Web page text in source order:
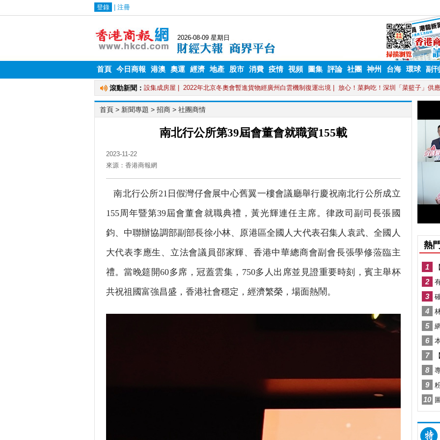
首頁 今日商報 港澳 奧運 經濟 地產 股市 消費 疫情 視頻 圖集 評論 社團 神州 台海 環球 副刊
首頁 > 新聞專題 > 招商 > 社團商情
南北行公所第39屆會董會就職賀155載
2023-11-22
來源：香港商報網
南北行公所21日假灣仔會展中心舊翼一樓會議廳舉行慶祝南北行公所成立
155周年暨第39屆會董會就職典禮，黃光輝連任主席。律政司副司長張國
鈞、中聯辦協調部副部長徐小林、原港區全國人大代表召集人袁武、全國人
大代表李應生、立法會議員邵家輝、香港中華總商會副會長張學修蒞臨主
禮。當晚筵開60多席，冠蓋雲集 ， 750多人出席並見證重要時刻，賓主舉杯
共祝祖國富強昌盛 ， 香港社會穩定，經濟繁榮，場面熱鬧。